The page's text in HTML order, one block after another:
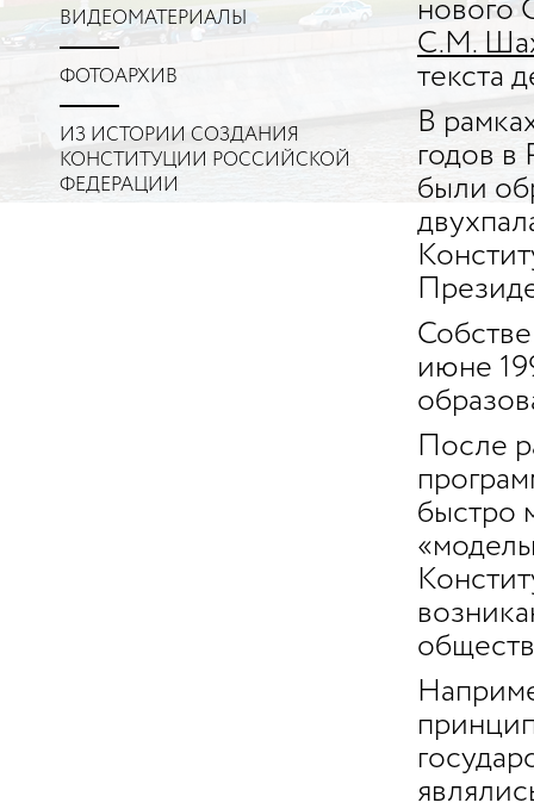
ВИДЕОМАТЕРИАЛЫ
ФОТОАРХИВ
ИЗ ИСТОРИИ СОЗДАНИЯ
КОНСТИТУЦИИ РОССИЙСКОЙ
ФЕДЕРАЦИИ
нового
С.М.
текста
В
годов в
были
июне
После
быстро